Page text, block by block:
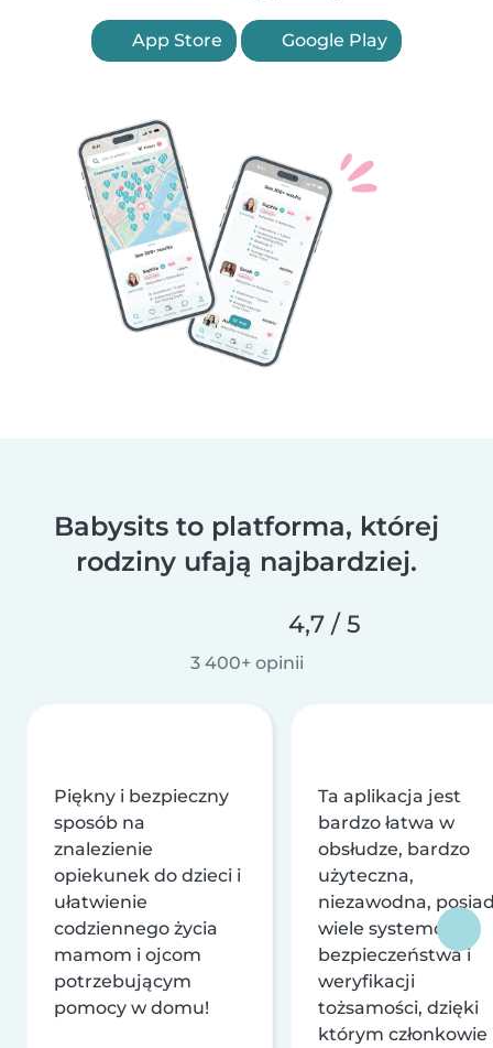
App Store Google Play
Babysits to platforma, której
rodziny ufają najbardziej.
4,7 / 5
3 400+ opinii
Piękny i bezpieczny
sposób na
znalezienie
opiekunek do dzieci i
ułatwienie
codziennego życia
mamom i ojcom
potrzebującym
pomocy w domu!
Ta aplikacja jest
bardzo łatwa w
obsłudze, bardzo
użyteczna,
niezawodna,
wiele systemów
bezpieczeństwa i
weryfikacji
tożsamości, dzięki
którym członkowie